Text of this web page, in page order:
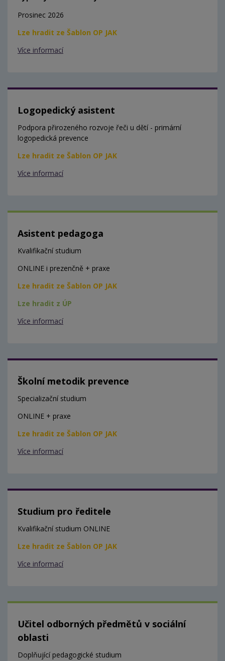
Prosinec 2026
Lze hradit ze Šablon OP JAK
Více informací
Logopedický asistent
Podpora přirozeného rozvoje řeči u dětí - primární
logopedická prevence
Lze hradit ze Šablon OP JAK
Více informací
Asistent pedagoga
Kvalifikační studium
ONLINE i prezenčně + praxe
Lze hradit ze Šablon OP JAK
Lze hradit z ÚP
Více informací
Školní metodik prevence
Specializační studium
ONLINE + praxe
Lze hradit ze Šablon OP JAK
Více informací
Studium pro ředitele
Kvalifikační studium ONLINE
Lze hradit ze Šablon OP JAK
Více informací
Učitel odborných předmětů v sociální
oblasti
Doplňující pedagogické studium